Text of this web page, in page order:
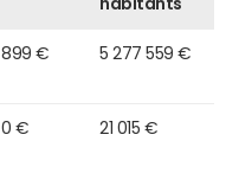
habitants
899 € 5 277 559 €
0 € 21 015 €